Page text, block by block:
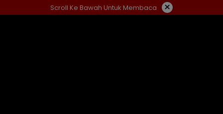
ke
Scroll Ke Bawah Untuk Membaca ×